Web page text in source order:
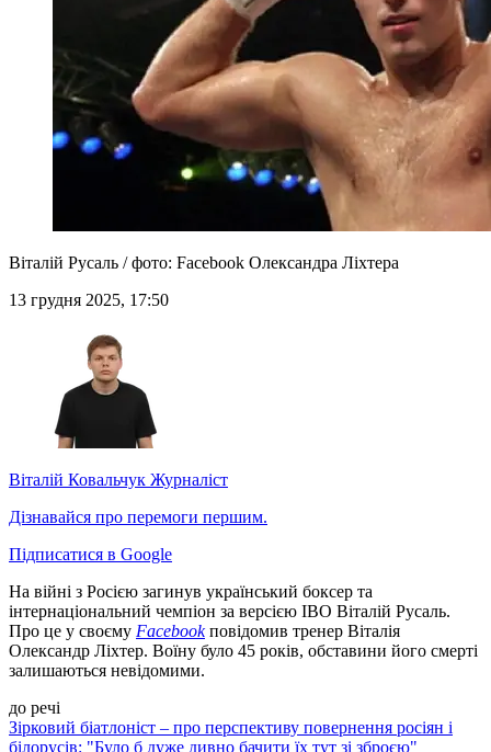
Віталій Русаль / фото: Facebook Олександра Ліхтера
13 грудня 2025, 17:50
Віталій Ковальчук Журналіст
Дізнавайся про перемоги першим.
Підписатися в Google
На війні з Росією загинув український боксер та
інтернаціональний чемпіон за версією IBO Віталій Русаль.
Про це у своєму Facebookповідомив тренер Віталія
Олександр Ліхтер. Воїну було 45 років, обставини його смерті
залишаються невідомими.
до речі
Зірковий біатлоніст – про перспективу повернення росіян і
білорусів: "Було б дуже дивно бачити їх тут зі зброєю"